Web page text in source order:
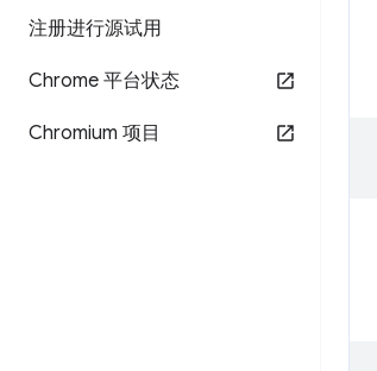
注册进行源试用
Chrome 平台状态
Chromium 项目